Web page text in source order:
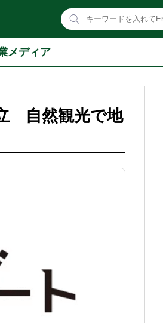
メディア
自然観光で地